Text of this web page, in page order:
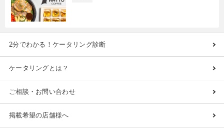
2分でわかる！ケータリング診断
ケータリングとは？
ご相談・お問い合わせ
掲載希望の店舗様へ